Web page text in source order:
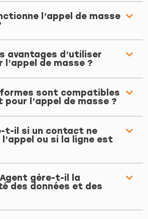
l’appel de masse
avantages d’utiliser
l’appel de masse ?
sont compatibles
pour l’appel de masse ?
t-il si un contact ne
ou si la ligne est
gère-t-il la
des données et des